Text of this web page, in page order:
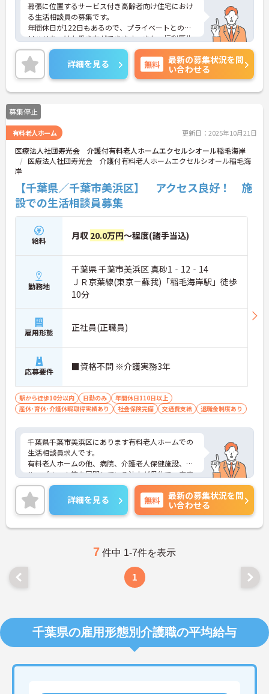
幕張に位置するサービス付き高齢者向け住宅におけ
る生活相談員の募集です。
年間休日が122日もあるので、プライベートとのメ
リハリをつけた働き方ができます。また、福利厚生
が充実しているので、働きやすい環境が整ってお
り、長くご勤務いただけます。
ご興味のある方には、面接対策ポイントなど、さら
に詳細をお話しいたしますのでお気軽にご相談くだ
さい！
詳細を見る 無料
最新の募集状況を問
い合わせる
募集停止
有料老人ホーム 更新日：2025年10月21日
医療法人社団寿光会 介護付有料老人ホームエクセルシオール稲毛海岸
医療法人社団寿光会 介護付有料老人ホームエクセルシオール稲毛海
岸
【千葉県／千葉市美浜区】 アクセス良好！ 施
設での生活相談員募集
給料 月収 20.0万円～程度(諸手当込)
勤務地
千葉県 千葉市美浜区 真砂1‐12‐14
ＪＲ京葉線(東京－蘇我)「稲毛海岸駅」徒歩
10分
雇用形態 正社員(正職員)
応募要件 ■資格不問 ※介護実務3年
駅から徒歩10分以内 日勤のみ
年間休日110日以上
産休･育休･介護休暇取得実績あり
社会保険完備 交通費支給 退職金制度あり
千葉県千葉市美浜区にあります有料老人ホームでの
生活相談員求人です。
有料老人ホームの他、病院、介護老人保健施設、グ
ループホーム等を展開している法人が母体で、安定
感は抜群です。年間休日も110日以上ありますの
で、ワーク・ライフ・バランスも大切にしていただ
けます。
ご興味のある方は是非お気軽にお問い合わせくださ
い。
詳細を見る 無料
最新の募集状況を問
い合わせる
7 件中 1-7件を表示
1
千葉県の雇用形態別介護職の平均給与